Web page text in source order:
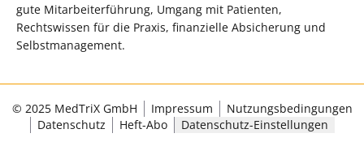
gute Mitarbeiterführung, Umgang mit Patienten,
Rechtswissen für die Praxis, finanzielle Absicherung und
Selbstmanagement.
© 2025 MedTriX GmbH Impressum
Nutzungsbedingungen
Datenschutz
Heft-Abo Datenschutz-Einstellungen